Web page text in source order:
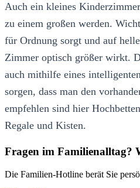
Auch ein kleines
zu einem großen werden.
für Ordnung sorgt und auf
Zimmer optisch größer wirkt.
auch mithilfe eines
sorgen, dass man den
empfehlen sind hier
Regale und Kisten.
Fragen im Familienalltag?
Die Familien-Hotline berät Sie